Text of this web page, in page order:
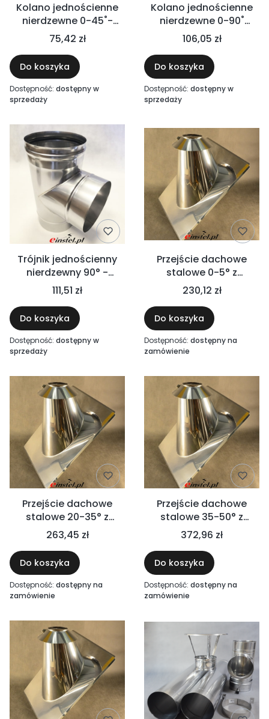
Kolano jednościenne
nierdzewne 0-45˚-
regulowane do
wentylacji
75,42 zł
Do koszyka
Dostępność: dostępny w
sprzedaży
Kolano jednościenne
nierdzewne 0-90˚
regulowane -
WENTYLACJA
106,05 zł
Do koszyka
Dostępność: dostępny w
sprzedaży
Trójnik jednościenny
nierdzewny 90° -
WENTYLACJA
111,51 zł
Do koszyka
Dostępność: dostępny w
sprzedaży
Przejście dachowe
stalowe 0-5° z
kołnierzem
przeciwdeszczowym
230,12 zł
Do koszyka
Dostępność: dostępny na
zamówienie
Przejście dachowe
stalowe 20-35° z
kołnierzem
przeciwdeszczowym
263,45 zł
Do koszyka
Dostępność: dostępny na
zamówienie
Przejście dachowe
stalowe 35-50° z
kołnierzem
przeciwdeszczowym
372,96 zł
Do koszyka
Dostępność: dostępny na
zamówienie